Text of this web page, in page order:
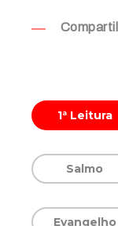
1ª Leitura
Salmo
Evangelho